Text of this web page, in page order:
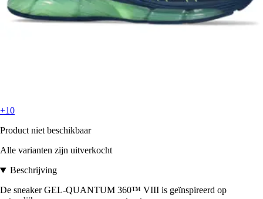
+10
Product niet beschikbaar
Alle varianten zijn uitverkocht
Beschrijving
De sneaker GEL-QUANTUM 360™ VIII is geïnspireerd op